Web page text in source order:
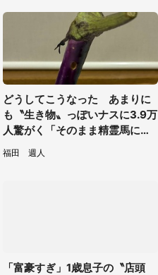
どうしてこうなった あまりに
も〝生き物〟っぽいナスに3.9万
人驚がく「そのまま精霊馬に使
えそう」
福田 週人
「富豪すぎ」1歳息子の〝店頭